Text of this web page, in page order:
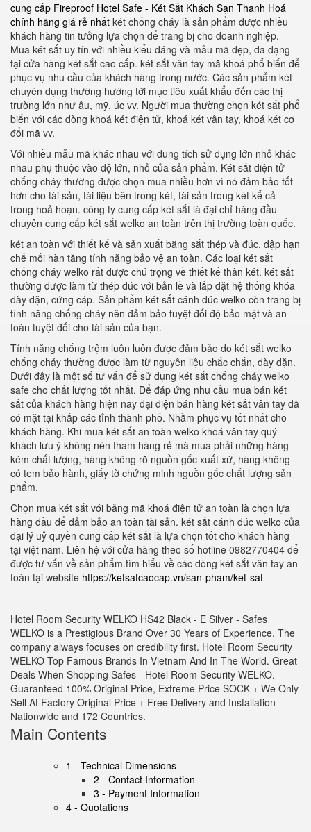
cung cấp Fireproof Hotel Safe - Két Sắt Khách Sạn Thanh Hoá
chính hãng giá rẻ nhất két chống cháy là sản phẩm được nhiều
khách hàng tin tưởng lựa chọn để trang bị cho doanh nghiệp.
Mua két sắt uy tín với nhiều kiểu dáng và mẫu mã đẹp, đa dạng
tại cửa hàng két sắt cao cấp. két sắt vân tay mã khoá phổ biến để
phục vụ nhu cầu của khách hàng trong nước. Các sản phẩm két
chuyên dụng thường hướng tới mục tiêu xuất khẩu đến các thị
trường lớn như âu, mỹ, úc vv. Người mua thường chọn két sắt phổ
biến với các dòng khoá két điện tử, khoá két vân tay, khoá két cơ
đổi mã vv.
Với nhiều mẫu mã khác nhau với dung tích sử dụng lớn nhỏ khác
nhau phụ thuộc vào độ lớn, nhỏ của sản phẩm. Két sắt điện tử
chống cháy thường được chọn mua nhiều hơn vì nó đảm bảo tốt
hơn cho tài sản, tài liệu bên trong két, tài sản trong két kể cả
trong hoả hoạn. công ty cung cấp két sắt là đại chỉ hàng đầu
chuyên cung cấp két sắt welko an toàn trên thị trường toàn quốc.
két an toàn với thiết kế và sản xuất bằng sắt thép và đúc, dập hạn
chế mối hàn tăng tính năng bảo vệ an toàn. Các loại két sắt
chống cháy welko rất được chú trọng về thiết kế thân két. két sắt
thường được làm từ thép đúc với bản lề và lắp đặt hệ thống khóa
dày dặn, cứng cáp. Sản phẩm két sắt cánh đúc welko còn trang bị
tính năng chống cháy nên đảm bảo tuyệt đối độ bảo mật và an
toàn tuyệt đối cho tài sản của bạn.
Tính năng chống trộm luôn luôn được đảm bảo do két sắt welko
chống cháy thường được làm từ nguyên liệu chắc chắn, dày dặn.
Dưới đây là một số tư vấn để sử dụng két sắt chống cháy welko
safe cho chất lượng tốt nhất. Để đáp ứng nhu cầu mua bán két
sắt của khách hàng hiện nay đại diện bán hàng két sắt vân tay đã
có mặt tại khắp các tỉnh thành phố. Nhằm phục vụ tốt nhất cho
khách hàng. Khi mua két sắt an toàn welko khoá vân tay quý
khách lưu ý không nên tham hàng rẻ mà mua phải những hàng
kém chất lượng, hàng không rõ nguồn gốc xuất xứ, hàng không
có tem bảo hành, giấy tờ chứng minh nguồn gốc chất lượng sản
phẩm.
Chọn mua két sắt với bảng mã khoá điện tử an toàn là chọn lựa
hàng đầu để đảm bảo an toàn tài sản. két sắt cánh đúc welko của
đại lý uỷ quyền cung cấp két sắt là lựa chọn tốt cho khách hàng
tại việt nam. Liên hệ với cửa hàng theo số hotline 0982770404 để
được tư vấn về sản phẩm.tìm hiểu về các dòng két sắt vân tay an
toàn tại website https://ketsatcaocap.vn/san-pham/ket-sat
Hotel Room Security WELKO HS42 Black - E Silver - Safes
WELKO is a Prestigious Brand Over 30 Years of Experience. The
company always focuses on credibility first. Hotel Room Security
WELKO Top Famous Brands In Vietnam And In The World. Great
Deals When Shopping Safes - Hotel Room Security WELKO.
Guaranteed 100% Original Price, Extreme Price SOCK + We Only
Sell At Factory Original Price + Free Delivery and Installation
Nationwide and 172 Countries.
Main Contents
1 - Technical Dimensions
2 - Contact Information
3 - Payment Information
4 - Quotations